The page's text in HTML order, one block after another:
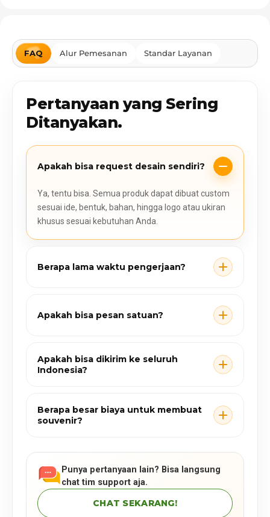
FAQ Alur Pemesanan Standar Layanan
Pertanyaan yang Sering
Ditanyakan.
Apakah bisa request desain sendiri?
Ya, tentu bisa. Semua produk dapat dibuat custom
sesuai ide, bentuk, bahan, hingga logo atau ukiran
khusus sesuai kebutuhan Anda.
Berapa lama waktu pengerjaan?
Apakah bisa pesan satuan?
Apakah bisa dikirim ke seluruh
Indonesia?
Berapa besar biaya untuk membuat
souvenir?
Punya pertanyaan lain? Bisa langsung
chat tim support aja.
CHAT SEKARANG!